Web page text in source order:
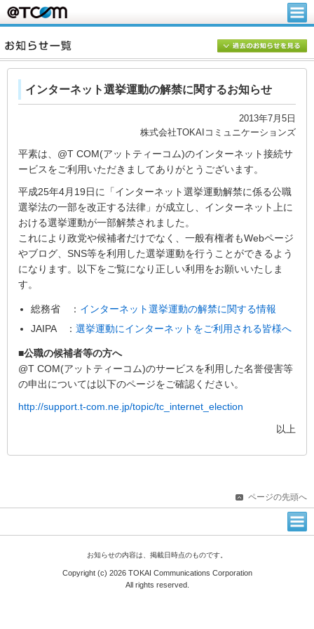
インターネット選挙運動の解禁に関するお知らせ
2013年7月5日
株式会社TOKAIコミュニケーションズ
平素は、@T COM(アットティーコム)のインターネット接続サ
ービスをご利用いただきましてありがとうございます。
平成25年4月19日に「インターネット選挙運動解禁に係る公職
選挙法の一部を改正する法律」が成立し、インターネット上に
おける選挙運動が一部解禁されました。
これにより政党や候補者だけでなく、一般有権者もWebページ
やブログ、SNS等を利用した選挙運動を行うことができるよう
になります。以下をご覧になり正しい利用をお願いいたしま
す。
総務省 ： インターネット選挙運動の解禁に関する情報
JAIPA ： 選挙運動にインターネットをご利用される皆様へ
■公職の候補者等の方へ
@T COM(アットティーコム)のサービスを利用した名誉侵害等
の申出については以下のページをご確認ください。
http://support.t-com.ne.jp/topic/tc_internet_election
以上
ページの先頭へ
お知らせの内容は、掲載日時点のものです。
Copyright (c) 2026 TOKAI Communications Corporation
All rights reserved.